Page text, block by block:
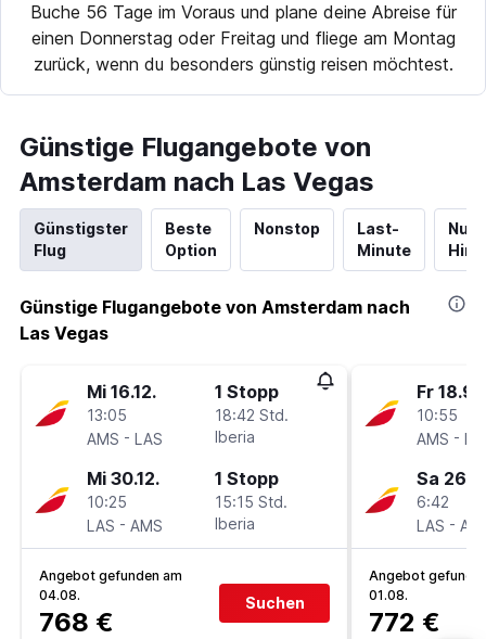
Buche 56 Tage im Voraus und plane deine Abreise für
einen Donnerstag oder Freitag und fliege am Montag
zurück, wenn du besonders günstig reisen möchtest.
Günstige Flugangebote von
Amsterdam nach Las Vegas
Günstigster
Flug
Beste
Option
Nonstop
Last-
Minute
Nur
Günstige Flugangebote von Amsterdam nach
Las Vegas
Mi 16.12.
13:05
AMS - LAS
1 Stopp
18:42 Std.
Iberia
Mi 30.12.
10:25
LAS - AMS
1 Stopp
15:15 Std.
Iberia
Angebot gefunden am
04.08.
768 €
Suchen
Fr 18.9.
10:55
AMS -
Sa 26.9.
6:42
LAS -
Angebot
01.08.
772 €